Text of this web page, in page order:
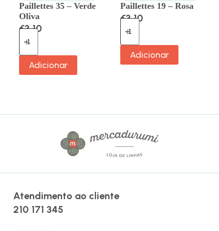
Paillettes 35 – Verde
Oliva
€3.10
Adicionar
Paillettes 19 – Rosa
€3.10
Adicionar
Atendimento ao cliente
210 171 345